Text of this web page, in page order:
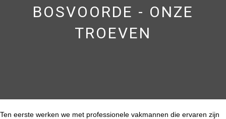
BOSVOORDE - ONZE
TROEVEN
Ten eerste werken we met professionele vakmannen die ervaren zijn